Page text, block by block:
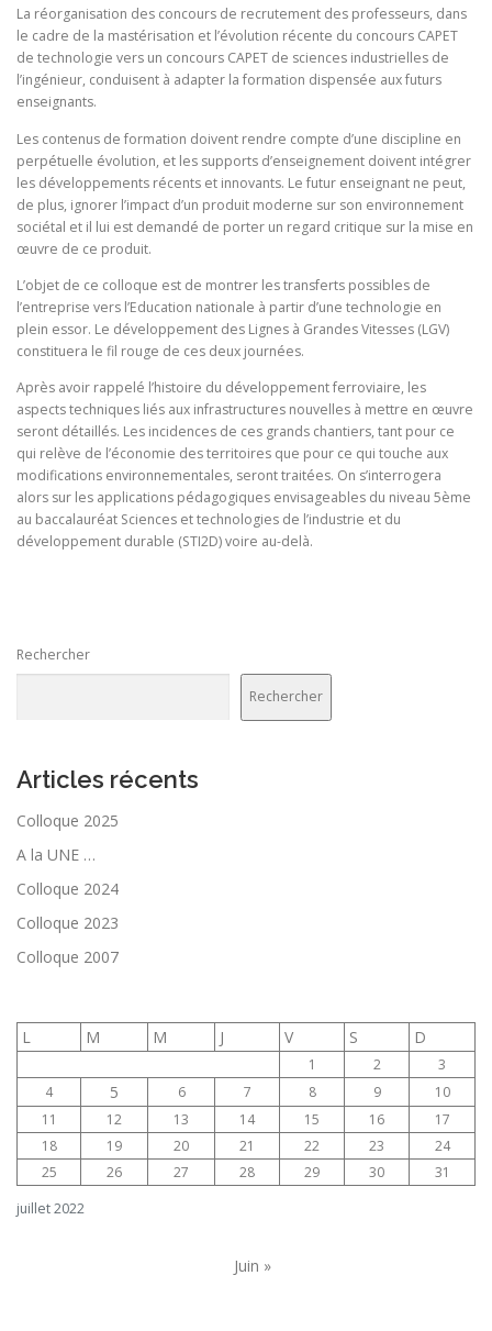
La réorganisation des concours de recrutement des professeurs, dans
le cadre de la mastérisation et l’évolution récente du concours CAPET
de technologie vers un concours CAPET de sciences industrielles de
l’ingénieur, conduisent à adapter la formation dispensée aux futurs
enseignants.
Les contenus de formation doivent rendre compte d’une discipline en
perpétuelle évolution, et les supports d’enseignement doivent intégrer
les développements récents et innovants. Le futur enseignant ne peut,
de plus, ignorer l’impact d’un produit moderne sur son environnement
sociétal et il lui est demandé de porter un regard critique sur la mise en
œuvre de ce produit.
L’objet de ce colloque est de montrer les transferts possibles de
l’entreprise vers l’Education nationale à partir d’une technologie en
plein essor. Le développement des Lignes à Grandes Vitesses (LGV)
constituera le fil rouge de ces deux journées.
Après avoir rappelé l’histoire du développement ferroviaire, les
aspects techniques liés aux infrastructures nouvelles à mettre en œuvre
seront détaillés. Les incidences de ces grands chantiers, tant pour ce
qui relève de l’économie des territoires que pour ce qui touche aux
modifications environnementales, seront traitées. On s’interrogera
alors sur les applications pédagogiques envisageables du niveau 5ème
au baccalauréat Sciences et technologies de l’industrie et du
développement durable (STI2D) voire au-delà.
Rechercher
Rechercher
Articles récents
Colloque 2025
A la UNE …
Colloque 2024
Colloque 2023
Colloque 2007
juillet 2022
L M M J V S D
1 2
3
4
5 6 7 8 9
10
11
12 13 14 15 16
17
18
19 20 21 22 23
24
25
26 27 28 29 30 31
Juin »